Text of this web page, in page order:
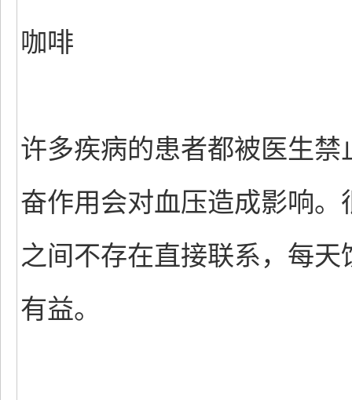
咖啡
许多疾病的患者都被医生
奋作用会对血压造成影响
之间不存在直接联系，每
有益。